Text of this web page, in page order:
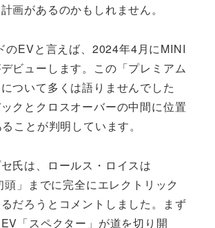
画があるのかもしれません。
のEVと言えば、2024年4月にMINI
ビューします。この「プレミアム
ついて多くは語りませんでした
クとクロスオーバーの中間に位置
ことが判明しています。
氏は、ロールス・ロイスは
頭」までに完全にエレクトリック
だろうとコメントしました。まず
「スペクター」が道を切り開